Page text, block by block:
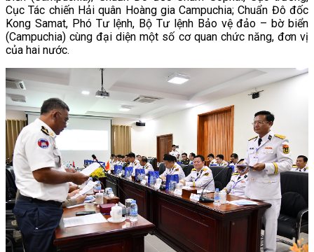
Cục Tác chiến Hải quân Hoàng gia Campuchia; Chuẩn Đô đốc
Kong Samat, Phó Tư lệnh, Bộ Tư lệnh Bảo vệ đảo – bờ biển
(Campuchia) cùng đại diện một số cơ quan chức năng, đơn vị
của hai nước.